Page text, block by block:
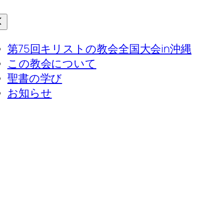
第75回キリストの教会全国大会in沖縄
この教会について
聖書の学び
お知らせ